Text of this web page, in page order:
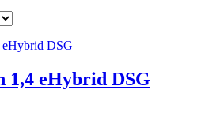
1,4 eHybrid DSG